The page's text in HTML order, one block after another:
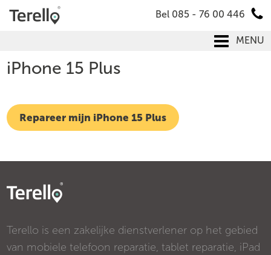
Bel 085 - 76 00 446
MENU
iPhone 15 Plus
Repareer mijn iPhone 15 Plus
Terello is een zakelijke dienstverlener op het gebied
van mobiele telefoon reparatie, tablet reparatie, iPad